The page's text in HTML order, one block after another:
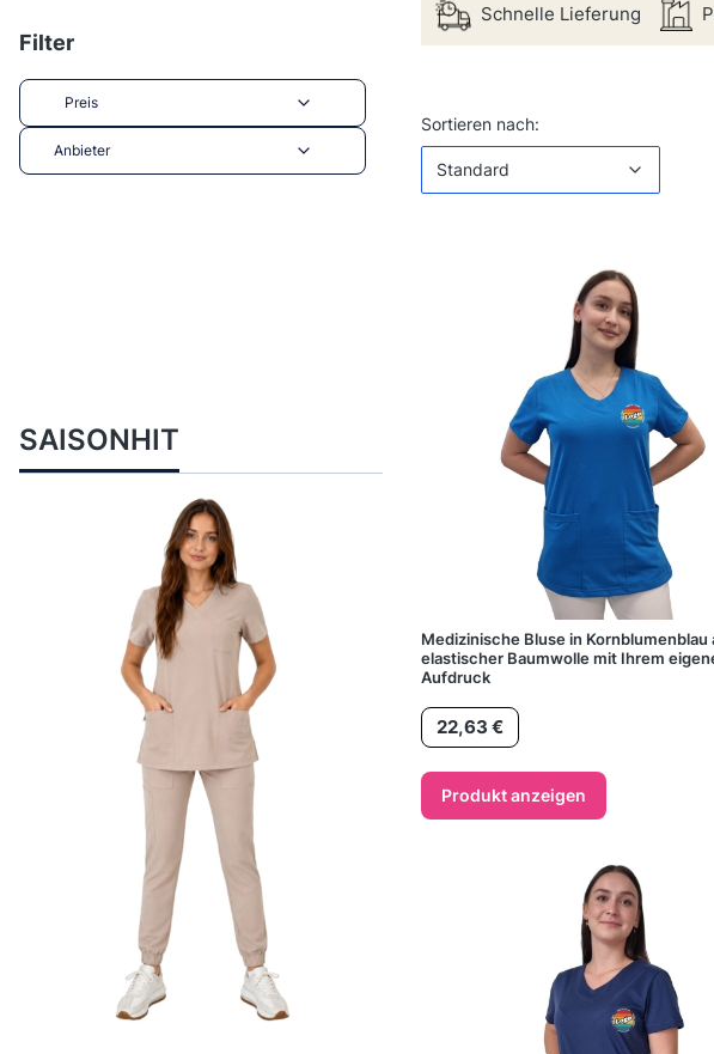
Filter
Preis
Anbieter
SAISONHIT
Schnelle Lieferung
Produktliste
Sortieren nach:
Standard
Medizinische Bluse in Kornblumenblau
elastischer Baumwolle mit Ihrem
Aufdruck
Preis22,63 €
Produkt anzeigen